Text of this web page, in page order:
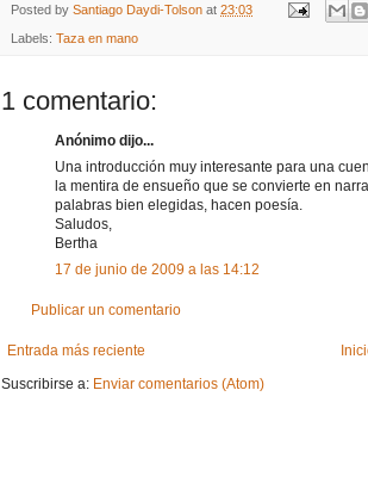
Posted by Santiago Daydi-Tolson at 23:03
Labels: Taza en mano
1 comentario:
Anónimo dijo...
Una introducción muy interesante para una
la mentira de ensueño que se convierte en
palabras bien elegidas, hacen poesía.
Saludos,
Bertha
17 de junio de 2009 a las 14:12
Publicar un comentario
Entrada más reciente
Suscribirse a: Enviar comentarios (Atom)